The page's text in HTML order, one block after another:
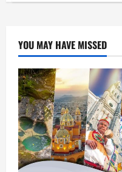
valores
primera
vela
de
la
Corona
de
poblano
YOU MAY HAVE MISSED